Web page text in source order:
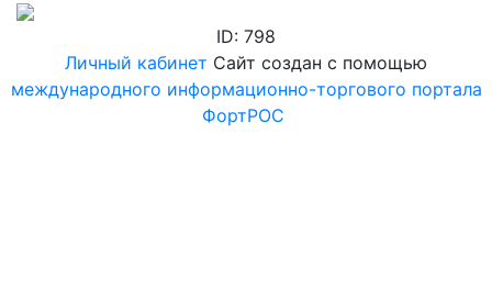
ID: 798
Личный кабинет Сайт создан с помощью
международного информационно-торгового портала
ФортРОС